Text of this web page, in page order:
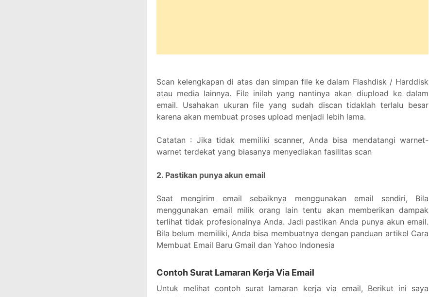
Scan kelengkapan di atas dan simpan file ke dalam Flashdisk / Harddisk
atau media lainnya. File inilah yang nantinya akan diupload ke dalam
email. Usahakan ukuran file yang sudah discan tidaklah terlalu besar
karena akan membuat proses upload menjadi lebih lama.
Catatan : Jika tidak memiliki scanner, Anda bisa mendatangi warnet-
warnet terdekat yang biasanya menyediakan fasilitas scan
2. Pastikan punya akun email
Saat mengirim email sebaiknya menggunakan email sendiri, Bila
menggunakan email milik orang lain tentu akan memberikan dampak
terlihat tidak profesionalnya Anda. Jadi pastikan Anda punya akun email.
Bila belum memiliki, Anda bisa membuatnya dengan panduan artikel Cara
Membuat Email Baru Gmail dan Yahoo Indonesia
Contoh Surat Lamaran Kerja Via Email
Untuk melihat contoh surat lamaran kerja via email, Berikut ini saya